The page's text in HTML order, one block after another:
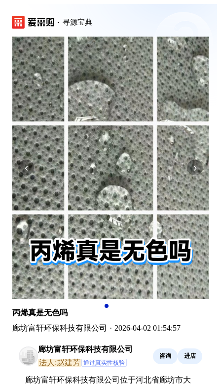
寻源宝典
‹ ›
丙烯真是无色吗
廊坊富轩环保科技有限公司 · 2026-04-02 01:54:57
廊坊富轩环保科技有限公司
法人:赵建芳 通过真实性核验
咨询 进店
廊坊富轩环保科技有限公司位于河北省廊坊市大